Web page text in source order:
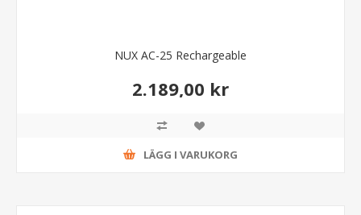
NUX AC-25 Rechargeable
2.189,00 kr
LÄGG I VARUKORG